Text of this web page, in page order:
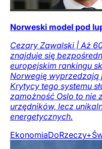
Norweski model pod
Cezary Zawalski | Aż
znajduje się
europejskim rankingu
Norwegię wyprzedzają
Krytycy tego systemu
zamożność Oslo to nie
urzędników, lecz
energetycznych.
EkonomiaDoRzeczy+